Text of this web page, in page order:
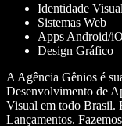
Identidade Visual
Sistemas Web
Apps Android/
Design Gráfico
A Agência Gênios é
Desenvolvimento de
Visual em todo Brasil.
Lançamentos.